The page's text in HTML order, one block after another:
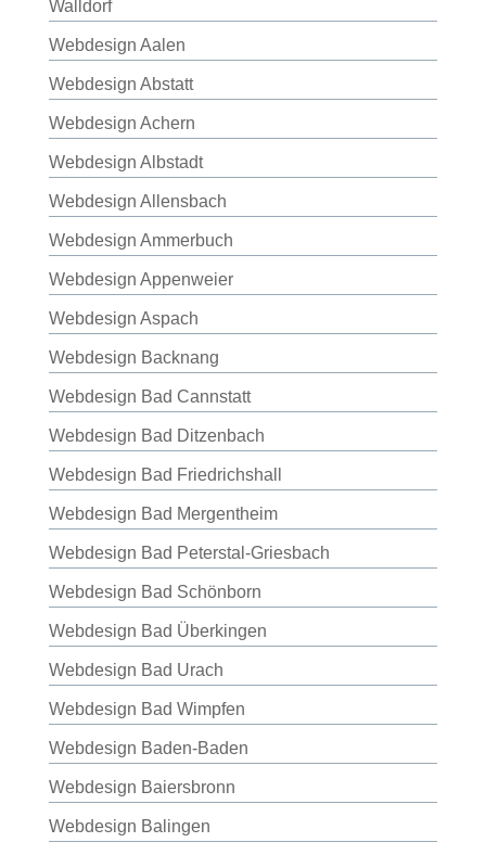
Walldorf
Webdesign Aalen
Webdesign Abstatt
Webdesign Achern
Webdesign Albstadt
Webdesign Allensbach
Webdesign Ammerbuch
Webdesign Appenweier
Webdesign Aspach
Webdesign Backnang
Webdesign Bad Cannstatt
Webdesign Bad Ditzenbach
Webdesign Bad Friedrichshall
Webdesign Bad Mergentheim
Webdesign Bad Peterstal-Griesbach
Webdesign Bad Schönborn
Webdesign Bad Überkingen
Webdesign Bad Urach
Webdesign Bad Wimpfen
Webdesign Baden-Baden
Webdesign Baiersbronn
Webdesign Balingen